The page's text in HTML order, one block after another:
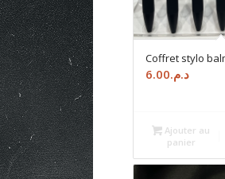
Coffret stylo
د.م.6.00
Ajouter au
panier